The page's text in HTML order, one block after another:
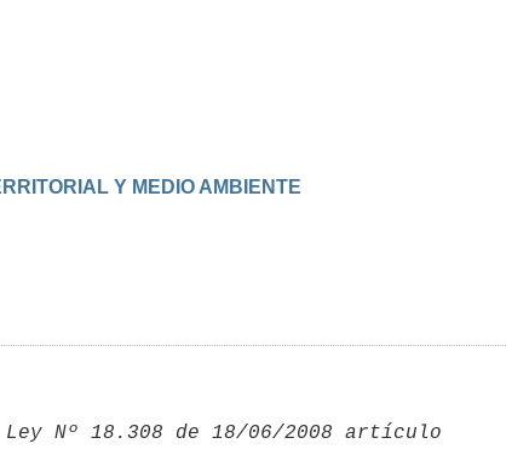
Y MEDIO AMBIENTE